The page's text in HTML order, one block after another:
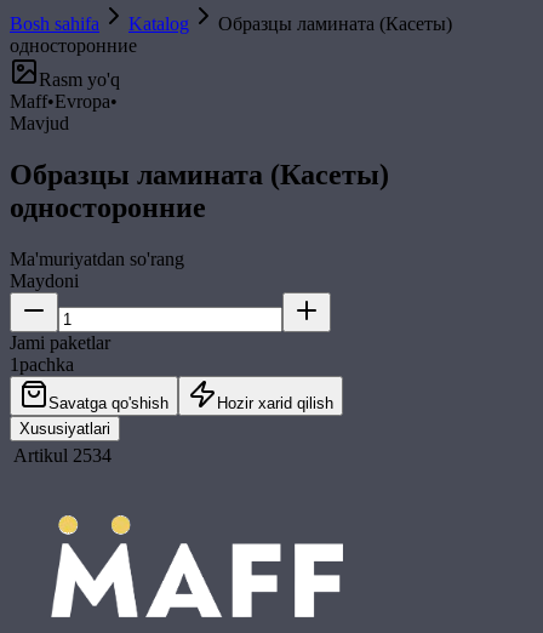
Bosh sahifa Katalog
Образцы ламината (Касеты)
односторонние
Rasm yo'q
Maff•Evropa•
Mavjud
Образцы ламината (Касеты)
односторонние
Ma'muriyatdan so'rang
Maydoni
Jami paketlar
1pachka
Savatga qo'shish
Hozir xarid qilish
Xususiyatlari
Artikul 2534